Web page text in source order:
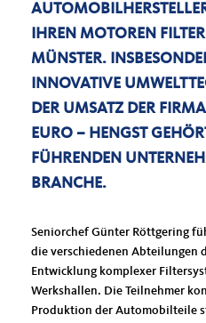
TOMOBILHERSTELLER
REN MOTOREN
NSTER. INSBESONDERE
NOVATIVE
R UMSATZ DER FIRMA
RO – HENGST GEHÖRT
HRENDEN
ANCHE.
Seniorchef Günter Röttgering
die verschiedenen Abteilungen
Entwicklung komplexer
Werkshallen. Die Teilnehmer
Produktion der Automobilteile